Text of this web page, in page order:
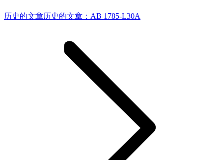
历史的文章历史的文章： AB 1785-L30A